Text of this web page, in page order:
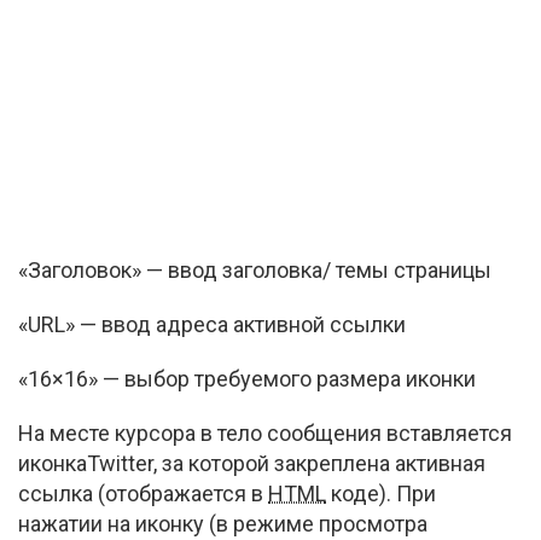
«Заголовок» — ввод заголовка/ темы страницы
«URL» — ввод адреса активной ссылки
«16×16» — выбор требуемого размера иконки
На месте курсора в тело сообщения вставляется
иконкаTwitter, за которой закреплена активная
ссылка (отображается в HTML коде). При
нажатии на иконку (в режиме просмотра